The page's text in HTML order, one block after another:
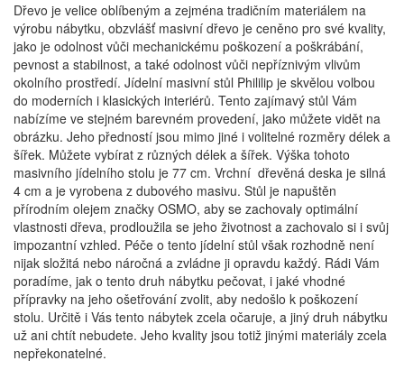
Dřevo je velice oblíbeným a zejména tradičním materiálem na
výrobu nábytku, obzvlášť masivní dřevo je ceněno pro své kvality,
jako je odolnost vůči mechanickému poškození a poškrábání,
pevnost a stabilnost, a také odolnost vůči nepříznivým vlivům
okolního prostředí. Jídelní masivní stůl Phililip je skvělou volbou
do moderních i klasických interiérů. Tento zajímavý stůl Vám
nabízíme ve stejném barevném provedení, jako můžete vidět na
obrázku. Jeho předností jsou mimo jiné i volitelné rozměry délek a
šířek. Můžete vybírat z různých délek a šířek. Výška tohoto
masivního jídelního stolu je 77 cm. Vrchní dřevěná deska je silná
4 cm a je vyrobena z dubového masivu. Stůl je napuštěn
přírodním olejem značky OSMO, aby se zachovaly optimální
vlastnosti dřeva, prodloužila se jeho životnost a zachovalo si i svůj
impozantní vzhled. Péče o tento jídelní stůl však rozhodně není
nijak složitá nebo náročná a zvládne ji opravdu každý. Rádi Vám
poradíme, jak o tento druh nábytku pečovat, i jaké vhodné
přípravky na jeho ošetřování zvolit, aby nedošlo k poškození
stolu. Určitě i Vás tento nábytek zcela očaruje, a jiný druh nábytku
už ani chtít nebudete. Jeho kvality jsou totiž jinými materiály zcela
nepřekonatelné.